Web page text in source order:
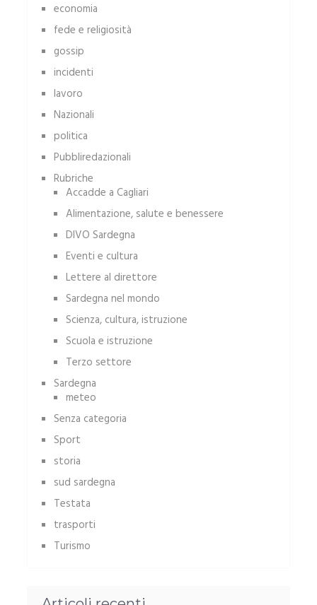
economia
fede e religiosità
gossip
incidenti
lavoro
Nazionali
politica
Pubbliredazionali
Rubriche
Accadde a Cagliari
Alimentazione, salute e benessere
DIVO Sardegna
Eventi e cultura
Lettere al direttore
Sardegna nel mondo
Scienza, cultura, istruzione
Scuola e istruzione
Terzo settore
Sardegna
meteo
Senza categoria
Sport
storia
sud sardegna
Testata
trasporti
Turismo